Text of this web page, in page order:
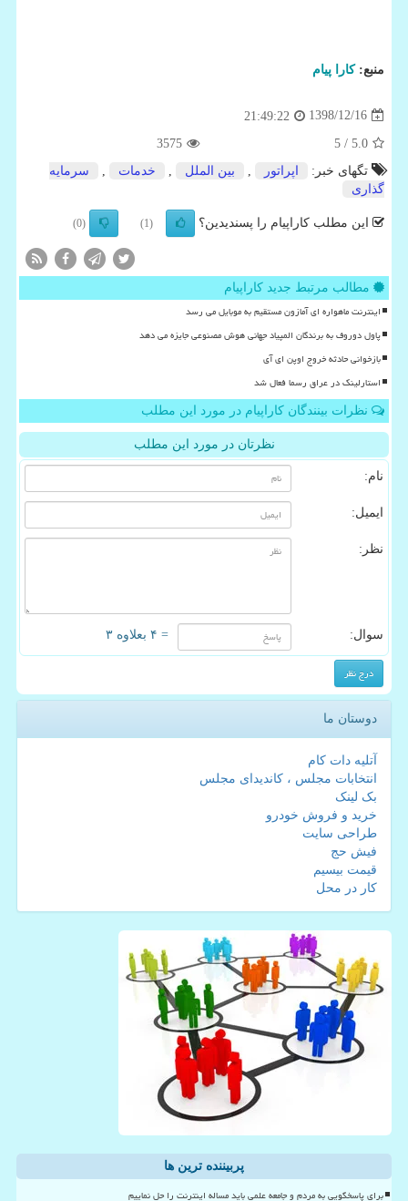
منبع:كارا پیام
1398/12/16
21:49:22
5.0
/ 5
3575
تگهای خبر:
اپراتور بین الملل خدمات
سرمایه
گذاری
این مطلب کاراپیام را پسندیدین؟ (1)
(0)
مطالب مرتبط جدید کاراپیام
اینترنت ماهواره ای آمازون مستقیم به موبایل می رسد
پاول دوروف به برندگان المپیاد جهانی هوش مصنوعی جایزه می دهد
بازخوانی حادثه خروج اوپن ای آی
استارلینک در عراق رسما فعال شد
نظرات بینندگان کاراپیام در مورد این مطلب
نظرتان در مورد این مطلب
نام:
ایمیل:
نظر:
سوال: = ۴ بعلاوه ۳
دوستان ما
آتلیه دات کام
انتخابات مجلس ، کاندیدای مجلس
بک لینک
خرید و فروش خودرو
طراحی سایت
فیش حج
قیمت بیسیم
کار در محل
پربیننده ترین ها
برای پاسخگویی به مردم و جامعه علمی باید مساله اینترنت را حل نماییم